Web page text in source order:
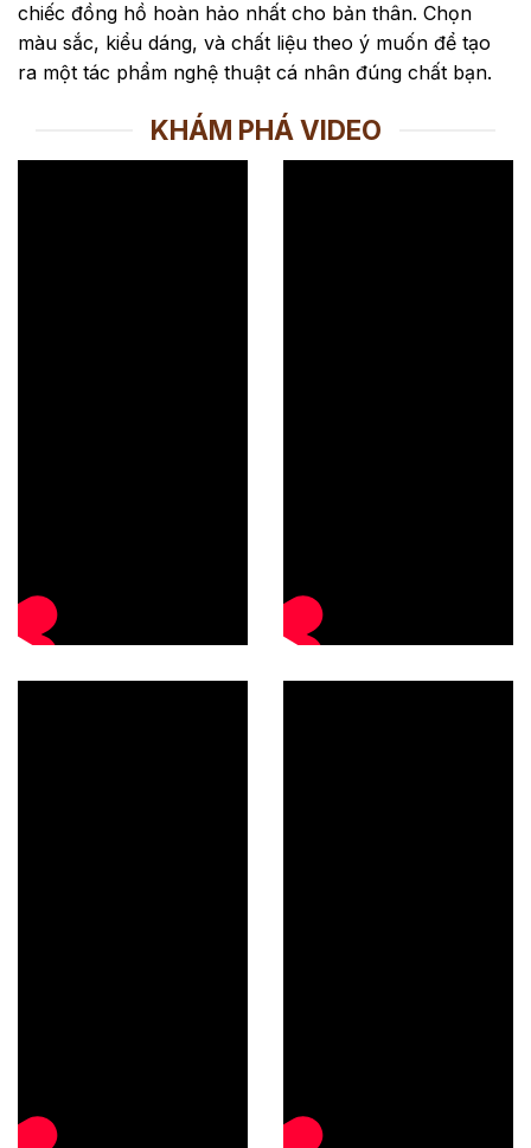
chiếc đồng hồ hoàn hảo nhất cho bản thân. Chọn
màu sắc, kiểu dáng, và chất liệu theo ý muốn để tạo
ra một tác phẩm nghệ thuật cá nhân đúng chất bạn.
KHÁM PHÁ VIDEO